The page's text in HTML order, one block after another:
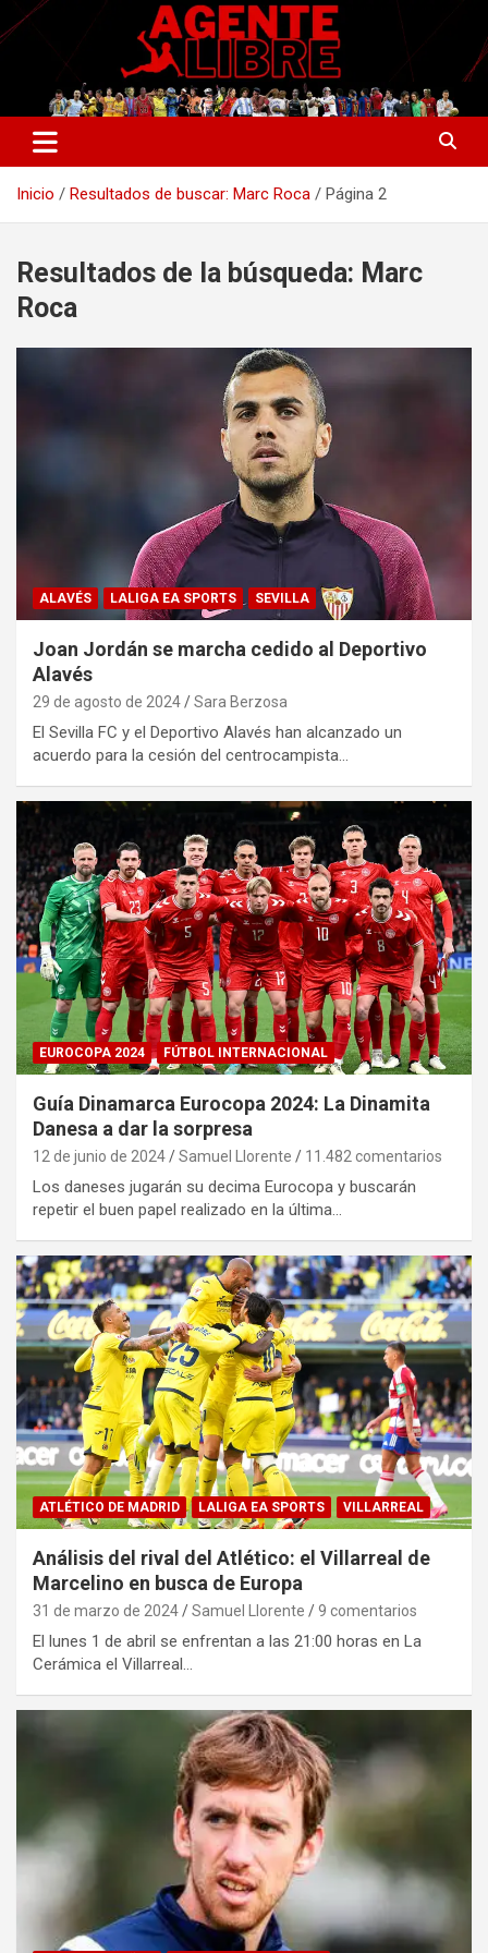
Saltar
al
Agente Libre Digital
La nueva generación del periodismo deportivo.
Inicio Resultados de buscar: Marc Roca Página 2
Resultados de la búsqueda: Marc
Roca
ALAVÉS LALIGA EA SPORTS SEVILLA
Joan Jordán se marcha cedido al Deportivo
Alavés
29 de agosto de 2024 Sara Berzosa
El Sevilla FC y el Deportivo Alavés han alcanzado un
acuerdo para la cesión del centrocampista…
EUROCOPA 2024 FÚTBOL INTERNACIONAL
Guía Dinamarca Eurocopa 2024: La Dinamita
Danesa a dar la sorpresa
12 de junio de 2024 Samuel Llorente 11.482 comentarios
Los daneses jugarán su decima Eurocopa y buscarán
repetir el buen papel realizado en la última…
ATLÉTICO DE MADRID LALIGA EA SPORTS VILLARREAL
Análisis del rival del Atlético: el Villarreal de
Marcelino en busca de Europa
31 de marzo de 2024 Samuel Llorente 9 comentarios
El lunes 1 de abril se enfrentan a las 21:00 horas en La
Cerámica el Villarreal…